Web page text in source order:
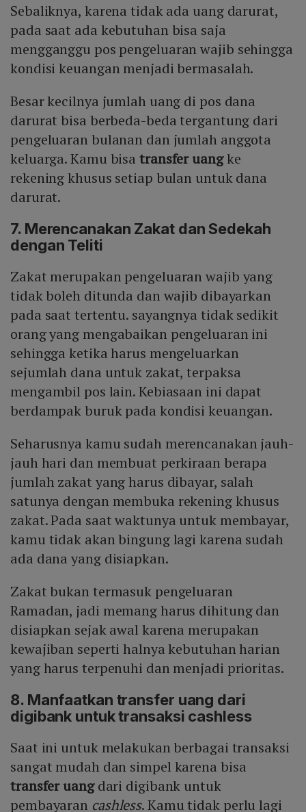
Sebaliknya, karena tidak ada uang darurat,
pada saat ada kebutuhan bisa saja
mengganggu pos pengeluaran wajib sehingga
kondisi keuangan menjadi bermasalah.
Besar kecilnya jumlah uang di pos dana
darurat bisa berbeda-beda tergantung dari
pengeluaran bulanan dan jumlah anggota
keluarga. Kamu bisa transfer uangke
rekening khusus setiap bulan untuk dana
darurat.
7. Merencanakan Zakat dan Sedekah
dengan Teliti
Zakat merupakan pengeluaran wajib yang
tidak boleh ditunda dan wajib dibayarkan
pada saat tertentu. sayangnya tidak sedikit
orang yang mengabaikan pengeluaran ini
sehingga ketika harus mengeluarkan
sejumlah dana untuk zakat, terpaksa
mengambil pos lain. Kebiasaan ini dapat
berdampak buruk pada kondisi keuangan.
Seharusnya kamu sudah merencanakan jauh-
jauh hari dan membuat perkiraan berapa
jumlah zakat yang harus dibayar, salah
satunya dengan membuka rekening khusus
zakat. Pada saat waktunya untuk membayar,
kamu tidak akan bingung lagi karena sudah
ada dana yang disiapkan.
Zakat bukan termasuk pengeluaran
Ramadan, jadi memang harus dihitung dan
disiapkan sejak awal karena merupakan
kewajiban seperti halnya kebutuhan harian
yang harus terpenuhi dan menjadi prioritas.
8. Manfaatkan transfer uang dari
digibank untuk transaksi cashless
Saat ini untuk melakukan berbagai transaksi
sangat mudah dan simpel karena bisa
transfer uangdari digibank untuk
pembayaran cashless. Kamu tidak perlu lagi